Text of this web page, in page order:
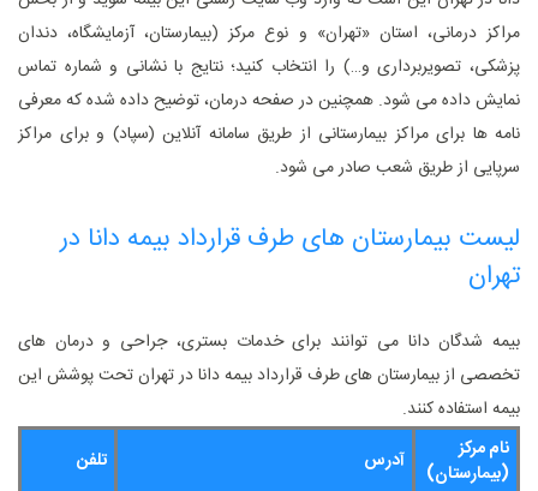
مراکز درمانی، استان «تهران» و نوع مرکز (بیمارستان، آزمایشگاه، دندان‌
پزشکی، تصویربرداری و…) را انتخاب کنید؛ نتایج با نشانی و شماره تماس
نمایش داده می‌ شود. همچنین در صفحه درمان، توضیح داده شده که معرفی
‌نامه‌ ها برای مراکز بیمارستانی از طریق سامانه آنلاین (سپاد) و برای مراکز
سرپایی از طریق شعب صادر می‌ شود.
لیست بیمارستان‌ های طرف قرارداد بیمه دانا در
تهران
بیمه ‌شدگان دانا می‌ توانند برای خدمات بستری، جراحی و درمان ‌های
تخصصی از بیمارستان‌ های طرف قرارداد بیمه دانا در تهران تحت پوشش این
بیمه استفاده کنند.
نام مرکز
(بیمارستان)
آدرس تلفن